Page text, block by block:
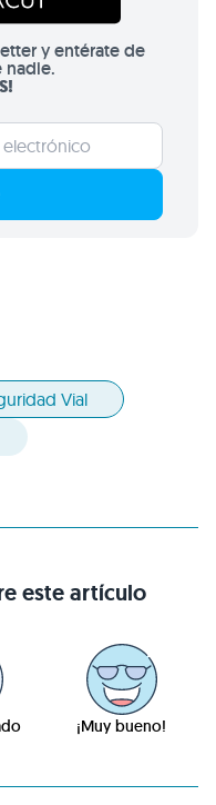
y entérate de
nadie.
Vial
este artículo
¡Muy bueno!